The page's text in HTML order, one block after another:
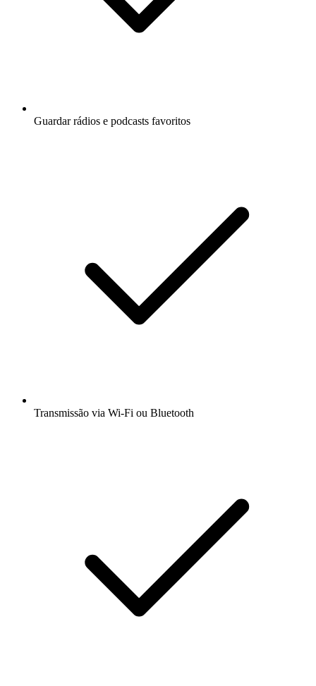
Guardar rádios e podcasts favoritos
Transmissão via Wi-Fi ou Bluetooth